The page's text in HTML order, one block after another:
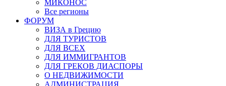
МИКОНОС
Все регионы
ФОРУМ
ВИЗА в Грецию
ДЛЯ ТУРИСТОВ
ДЛЯ ВСЕХ
ДЛЯ ИММИГРАНТОВ
ДЛЯ ГРЕКОВ ДИАСПОРЫ
О НЕДВИЖИМОСТИ
АДМИНИСТРАЦИЯ